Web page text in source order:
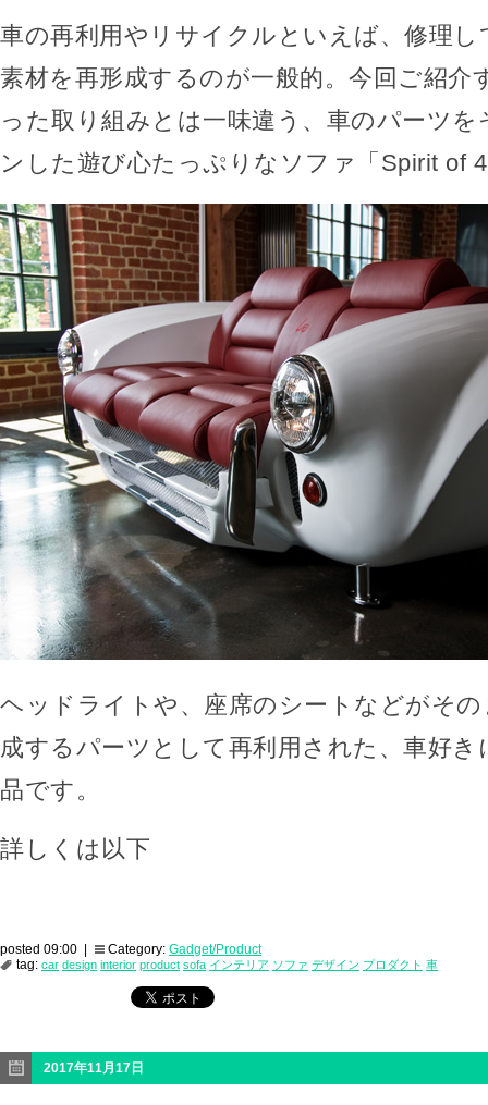
車の再利用やリサイクルといえば、修理
素材を再形成するのが一般的。今回ご紹介
った取り組みとは一味違う、車のパーツ
ンした遊び心たっぷりなソファ「Spirit of
ヘッドライトや、座席のシートなどがそ
成するパーツとして再利用された、車好
品です。
詳しくは以下
posted 09:00 | Category: Gadget/Product
tag: car design interior product sofa インテリア ソファ デザイン プロダクト 車
2017年11月17日